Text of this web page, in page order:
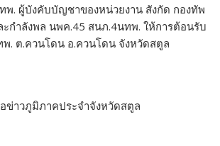
พ. ผู้บังคับบัญชาของหน่วยงาน สังกัด กองทัพ
ะกำลังพล นพค.45 สนภ.4นทพ. ให้การต้อนรับ
. ต.ควนโดน อ.ควนโดน จังหวัดสตูล
าวภูมิภาคประจำจังหวัดสตูล